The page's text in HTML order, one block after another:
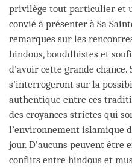
privilège tout particulier et
convié à présenter à Sa
remarques sur les
hindous, bouddhistes et
d’avoir cette grande chance.
s’interrogeront sur la
authentique entre ces
des croyances strictes qui
l’environnement islamique
jour. D’aucuns peuvent être
conflits entre hindous et